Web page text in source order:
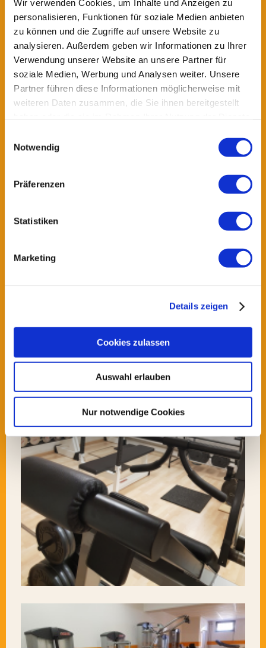
Wir verwenden Cookies, um Inhalte und Anzeigen zu
personalisieren, Funktionen für soziale Medien anbieten
zu können und die Zugriffe auf unsere Website zu
analysieren. Außerdem geben wir Informationen zu Ihrer
Verwendung unserer Website an unsere Partner für
soziale Medien, Werbung und Analysen weiter. Unsere
Partner führen diese Informationen möglicherweise mit
weiteren Daten zusammen, die Sie ihnen bereitgestellt
Notwendig
Präferenzen
Statistiken
Marketing
Details zeigen
Cookies zulassen
Auswahl erlauben
Nur notwendige Cookies
Spezifisches Kraft- und Stabilisationstraining (mtl.
kündbar): ab 80,00 €
basierend auf Gesundheitsplan
Enthält u.a.:
Zwei Trainings pro Woche mit jeweils fest
vereinbarten Terminen
Wechsel in allgemeines Fitness-Training jederzeit
Physiotherapeutische Verlaufskontrolle:
Personal Training / Individuelle Einzelstunde: nach